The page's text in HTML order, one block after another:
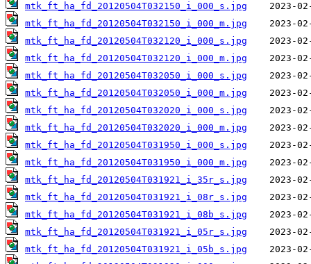
mtk_ft_ha_fd_20120504T032150_i_000_s.jpg
mtk_ft_ha_fd_20120504T032150_i_000_m.jpg
mtk_ft_ha_fd_20120504T032120_i_000_s.jpg
mtk_ft_ha_fd_20120504T032120_i_000_m.jpg
mtk_ft_ha_fd_20120504T032050_i_000_s.jpg
mtk_ft_ha_fd_20120504T032050_i_000_m.jpg
mtk_ft_ha_fd_20120504T032020_i_000_s.jpg
mtk_ft_ha_fd_20120504T032020_i_000_m.jpg
mtk_ft_ha_fd_20120504T031950_i_000_s.jpg
mtk_ft_ha_fd_20120504T031950_i_000_m.jpg
mtk_ft_ha_fd_20120504T031921_i_35r_s.jpg
mtk_ft_ha_fd_20120504T031921_i_08r_s.jpg
mtk_ft_ha_fd_20120504T031921_i_08b_s.jpg
mtk_ft_ha_fd_20120504T031921_i_05r_s.jpg
mtk_ft_ha_fd_20120504T031921_i_05b_s.jpg